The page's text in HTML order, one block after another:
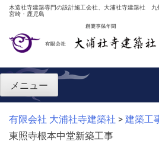
Skip
content
木造社寺建築専門の設計施工会社、大浦社寺建築社 九
宮崎・鹿児島
メニュー
有限会社 大浦社寺建築社 > 建築工
東照寺根本中堂新築工事